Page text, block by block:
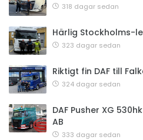
318 dagar sedan
Härlig Stockholms-
323 dagar sedan
Riktigt fin DAF till
324 dagar sedan
DAF Pusher XG
AB
333 dagar sedan